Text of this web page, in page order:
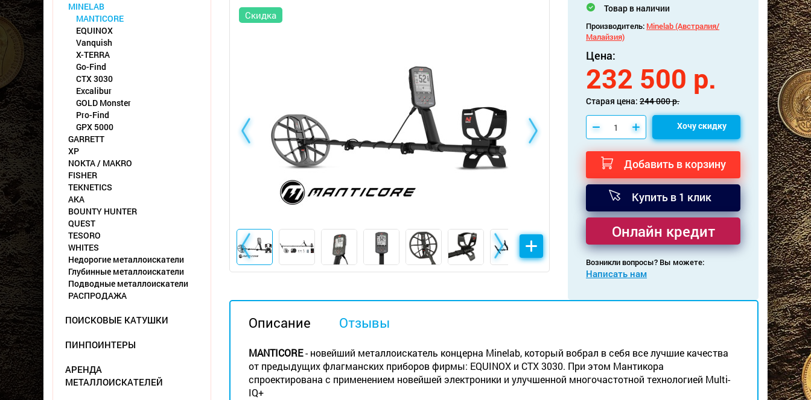
MINELAB
MANTICORE
EQUINOX
Vanquish
X-TERRA
Go-Find
CTX 3030
Excalibur
GOLD Monster
Pro-Find
GPX 5000
GARRETT
XP
NOKTA / MAKRO
FISHER
TEKNETICS
АКА
BOUNTY HUNTER
QUEST
TESORO
WHITES
Недорогие металлоискатели
Глубинные металлоискатели
Подводные металлоискатели
РАСПРОДАЖА
ПОИСКОВЫЕ КАТУШКИ
ПИНПОИНТЕРЫ
АРЕНДА
МЕТАЛЛОИСКАТЕЛЕЙ
Скидка
Товар в наличии
Производитель: Minelab (Австралия/
Малайзия)
Цена:
232 500 р.
Старая цена:244 000 р.
Хочу скидку
Добавить в корзину
Купить в 1 клик
Онлайн кредит
Возникли вопросы? Вы можете:
Написать нам
Описание Отзывы
MANTICORE- новейший металлоискатель концерна Minelab, который вобрал в себя все лучшие качества
от предыдущих флагманских приборов фирмы: EQUINOX и CTX 3030. При этом Мантикора
спроектирована с применением новейшей электроники и улучшенной многочастотной технологией Multi-
IQ+